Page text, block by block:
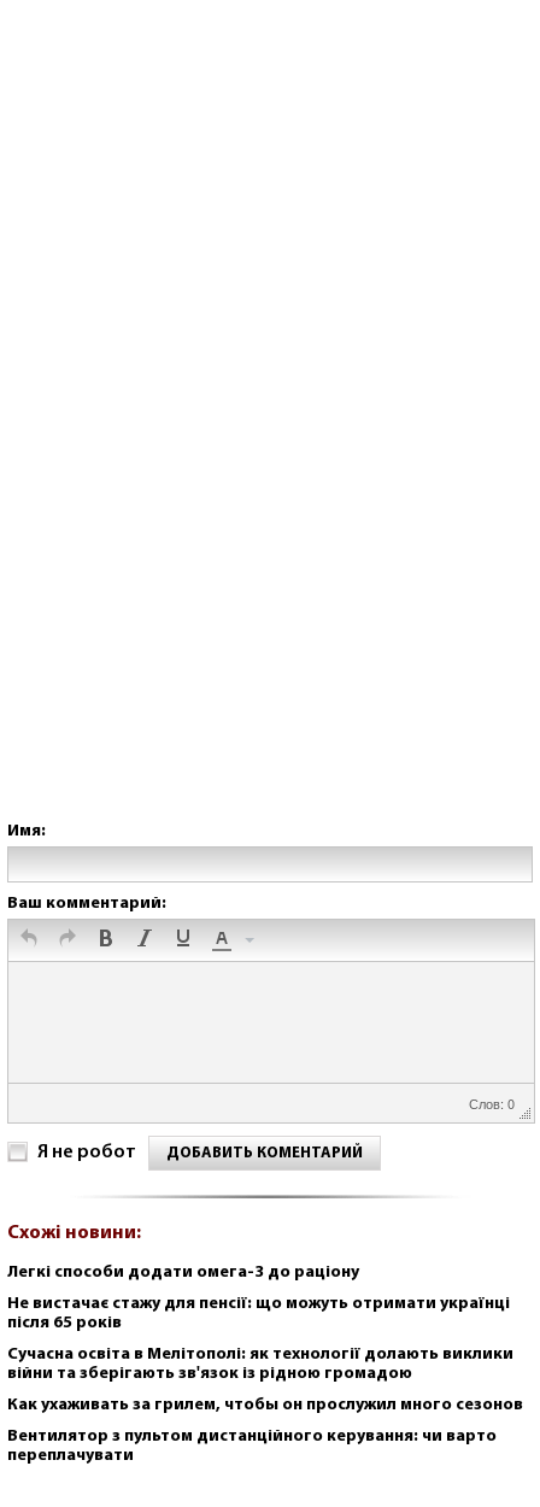
Имя:
Ваш комментарий:
Слов: 0
Я не робот ДОБАВИТЬ КОМЕНТАРИЙ
Схожі новини:
Легкі способи додати омега-3 до раціону
Не вистачає стажу для пенсії: що можуть отримати українці
після 65 років
Сучасна освіта в Мелітополі: як технології долають виклики
війни та зберігають зв'язок із рідною громадою
Как ухаживать за грилем, чтобы он прослужил много сезонов
Вентилятор з пультом дистанційного керування: чи варто
переплачувати